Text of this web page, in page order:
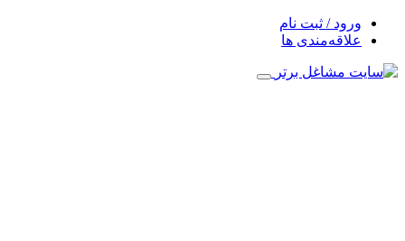
ورود / ثبت نام
علاقه‌مندی ها